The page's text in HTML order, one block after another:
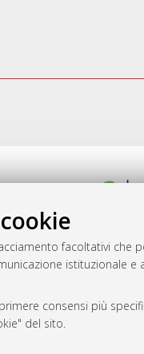
facoltativi che
istituzionale
consensi più
del sito.